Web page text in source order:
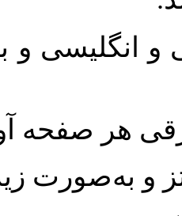
هر صفحه
و به‌صورت